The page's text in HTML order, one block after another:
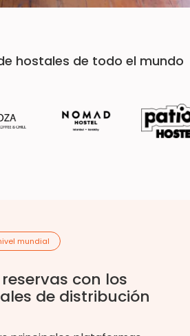
hostales de todo el mundo
mundial
con los
de distribución